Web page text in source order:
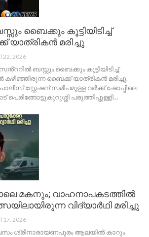
ബൈക്കും കൂട്ടിയിടിച്ച്
യാത്രികൻ മരിച്ചു
22, 2026
ബസ്സും ബൈക്കും കൂട്ടിയിടിച്ച്
കഴിഞ്ഞിരുന്ന ബൈക്ക് യാത്രികൻ മരിച്ചു.
സ്റ്റേഷന് സമീപമുള്ള വർക്ക് ഷോപ്പിലെ
പെരിങ്ങോട്ടുകുറുശ്ശി പരുത്തിപ്പുള്ളി…
മകനും; വാഹനാപകടത്തിൽ
വിദ്യാർഥി മരിച്ചു
17, 2026
ശ്രീനാരായണപുരം ആലയിൽ കാറും